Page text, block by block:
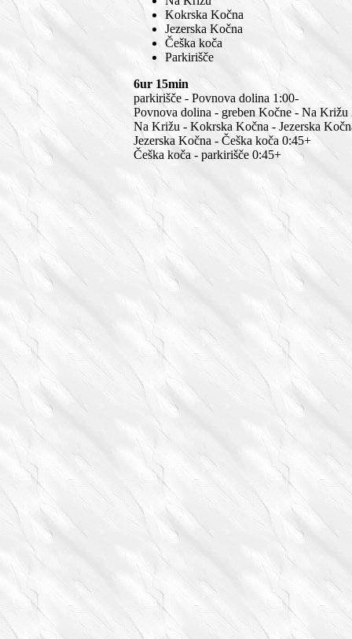
Kokrska Kočna
Jezerska Kočna
Češka koča
Parkirišče
6ur 15min
parkirišče - Povnova dolina 1:00-
Povnova dolina - greben Kočne - Na Križu
Na Križu - Kokrska Kočna - Jezerska
Jezerska Kočna - Češka koča 0:45+
Češka koča - parkirišče 0:45+